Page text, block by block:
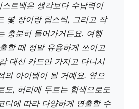
스트백은 생각보다 수납력이
몇 장이랑 립스틱, 그리고 작
충분히 들어가거든요. 여행
할 때 정말 유용하게 쓰이고
대신 카드만 가지고 다니시
의 아이템이 될 거예요. 옆으
도, 허리에 두르는 힙색으로도
디에 따라 다양하게 연출할 수